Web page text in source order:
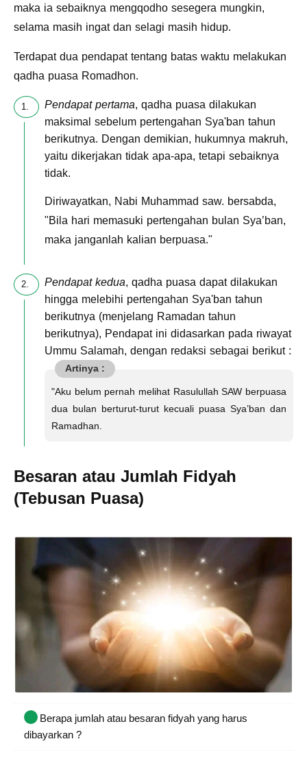
maka ia sebaiknya mengqodho sesegera mungkin,
selama masih ingat dan selagi masih hidup.
Terdapat dua pendapat tentang batas waktu melakukan
qadha puasa Romadhon.
Pendapat pertama, qadha puasa dilakukan
maksimal sebelum pertengahan Sya'ban tahun
berikutnya. Dengan demikian, hukumnya makruh,
yaitu dikerjakan tidak apa-apa, tetapi sebaiknya
tidak.
Diriwayatkan, Nabi Muhammad saw. bersabda,
"Bila hari memasuki pertengahan bulan Sya’ban,
maka janganlah kalian berpuasa."
Pendapat kedua, qadha puasa dapat dilakukan
hingga melebihi pertengahan Sya'ban tahun
berikutnya (menjelang Ramadan tahun
berikutnya), Pendapat ini didasarkan pada riwayat
Ummu Salamah, dengan redaksi sebagai berikut :
"Aku belum pernah melihat Rasulullah SAW berpuasa
dua bulan berturut-turut kecuali puasa Sya’ban dan
Ramadhan.
Besaran atau Jumlah Fidyah
(Tebusan Puasa)
Berapa jumlah atau besaran fidyah yang harus
dibayarkan ?